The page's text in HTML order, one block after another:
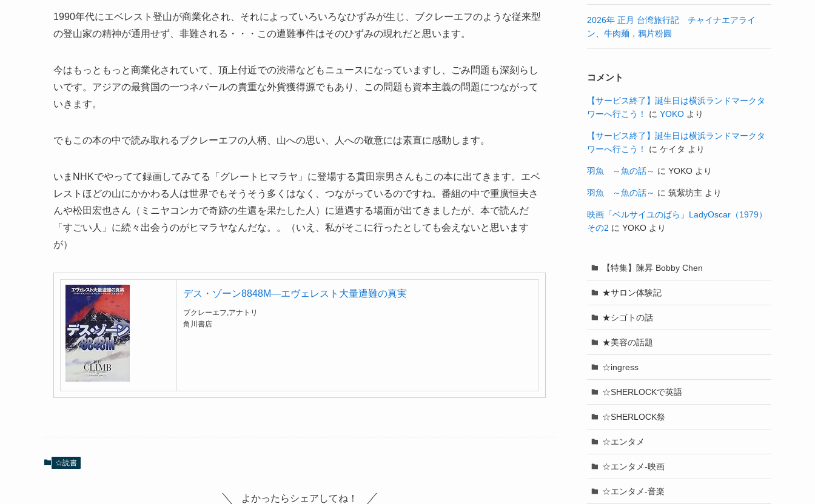
1990年代にエベレスト登山が商業化され、それによっていろいろなひずみが生じ、ブクレーエフのような従来型
の登山家の精神が通用せず、非難される・・・この遭難事件はそのひずみの現れだと思います。
今はもっともっと商業化されていて、頂上付近での渋滞などもニュースになっていますし、ごみ問題も深刻らし
いです。アジアの最貧国の一つネパールの貴重な外貨獲得源でもあり、この問題も資本主義の問題につながって
いきます。
でもこの本の中で読み取れるブクレーエフの人柄、山への思い、人への敬意には素直に感動します。
いまNHKでやってて録画してみてる「グレートヒマラヤ」に登場する貫田宗男さんもこの本に出てきます。エベ
レストほどの山にかかわる人は世界でもそうそう多くはなく、つながっているのですね。番組の中で重廣恒夫さ
んや松田宏也さん（ミニヤコンカで奇跡の生還を果たした人）に遭遇する場面が出てきましたが、本で読んだ
「すごい人」に続々出会うのがヒマラヤなんだな。。（いえ、私がそこに行ったとしても会えないと思います
が）
デス・ゾーン8848M―エヴェレスト大量遭難の真実
ブクレーエフ,アナトリ
角川書店
☆読書
よかったらシェアしてね！
2026年 正月 台湾旅行記 チャイナエアライ
ン、牛肉麺，鴉片粉圓
コメント
【サービス終了】誕生日は横浜ランドマークタ
ワーへ行こう！
に YOKO より
【サービス終了】誕生日は横浜ランドマークタ
ワーへ行こう！
に ケイタ より
羽魚 ～魚の話～ に YOKO より
羽魚 ～魚の話～ に 筑紫坊主 より
映画「ベルサイユのばら」LadyOscar（1979）
その2 に YOKO より
【特集】陳昇 Bobby Chen
★サロン体験記
★シゴトの話
★美容の話題
☆ingress
☆SHERLOCKで英語
☆SHERLOCK祭
☆エンタメ
☆エンタメ-映画
☆エンタメ-音楽